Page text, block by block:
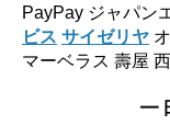
PayPay ジャパン
ビス サイゼリヤ
マーベラス 壽屋
━